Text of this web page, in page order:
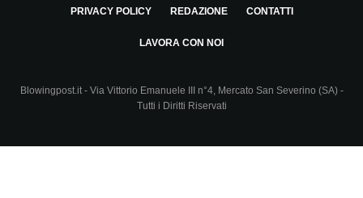
PRIVACY POLICY REDAZIONE CONTATTI
LAVORA CON NOI
Blowingpost.it - Via Vittorio Emanuele III n°4, Mercato San Severino (SA) -
Tutti i Diritti Riservati